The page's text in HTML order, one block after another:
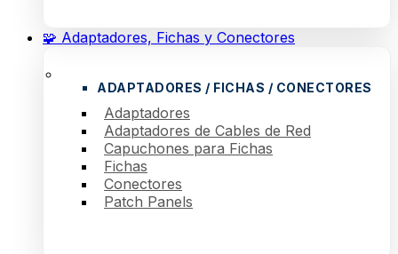
🧩 Adaptadores, Fichas y Conectores
ADAPTADORES / FICHAS / CONECTORES
Adaptadores
Adaptadores de Cables de Red
Capuchones para Fichas
Fichas
Conectores
Patch Panels